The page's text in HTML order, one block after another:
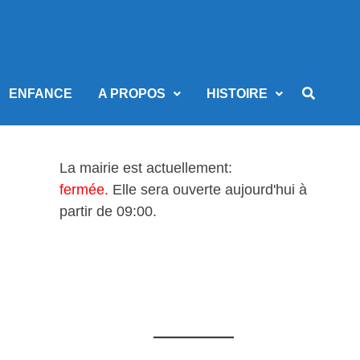
ENFANCE A PROPOS HISTOIRE
La mairie est actuellement:
fermée. Elle sera ouverte aujourd'hui à
partir de 09:00.